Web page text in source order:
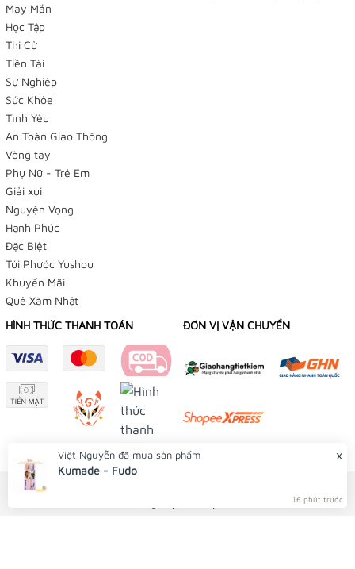
NHẬN ĐẶT HÀNG QUA FACEBOOK TRƯỚC KHI ĐẾN LẤY
Tiệm Điều Ước - Yushou 御守 - Tiệm Phụ Kiện Bạch
Dương
179/12 Trần Văn Khéo, P. Cái Khế, Q Ninh Kiều, TP
Cần Thơ
Facebook:
👉Omamori Tiệm Điều Ước
👉 Yushou 御守
👉Phụ Kiện Bạch Dương
Instagram:
👉Tiệm Điều Ước
👉Yushou 御守
Youtube:
Tiệm Điều Ước
Shopee:
May Mắn
Học Tập
Thi Cử
Tiền Tài
Sự Nghiệp
Sức Khỏe
Tình Yêu
An Toàn Giao Thông
Vòng tay
Phụ Nữ - Trẻ Em
Giải xui
Nguyện Vọng
Hạnh Phúc
Đặc Biệt
Túi Phước Yushou
Khuyến Mãi
Quẻ Xăm Nhật
HÌNH THỨC THANH TOÁN ĐƠN VỊ VẬN CHUYỂN
Việt Nguyễnđã mua sản phẩm